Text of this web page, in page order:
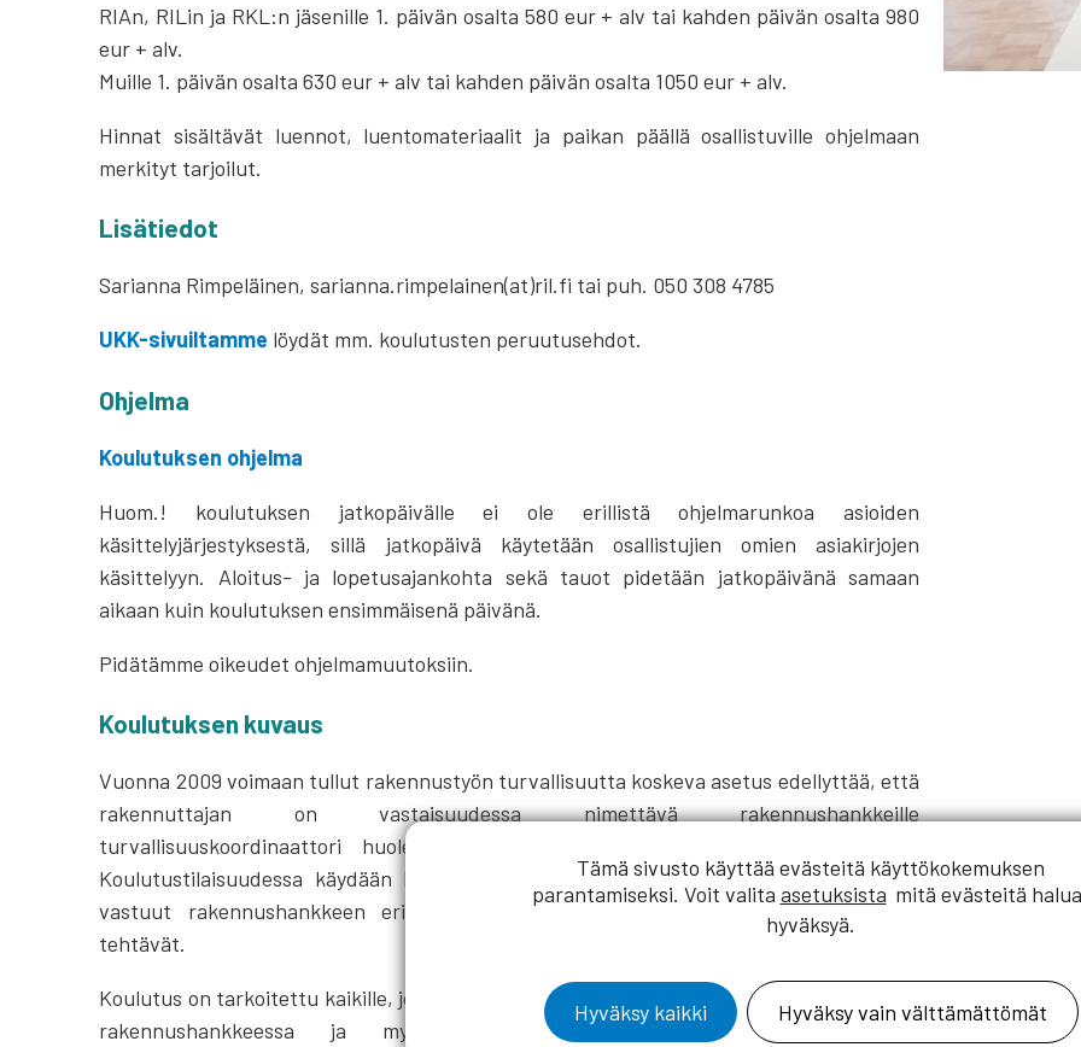
RIAn, RILin ja RKL:n jäsenille 1. päivän osalta 580 eur + alv tai kahden päivän osalta 980
eur + alv.
Muille 1. päivän osalta 630 eur + alv tai kahden päivän osalta 1050 eur + alv.
Hinnat sisältävät luennot, luentomateriaalit ja paikan päällä osallistuville ohjelmaan
merkityt tarjoilut.
Lisätiedot
Sarianna Rimpeläinen, sarianna.rimpelainen(at)ril.fi tai puh. 050 308 4785
UKK-sivuiltamme löydät mm. koulutusten peruutusehdot.
Ohjelma
Koulutuksen ohjelma
Huom.! koulutuksen jatkopäivälle ei ole erillistä ohjelmarunkoa asioiden
käsittelyjärjestyksestä, sillä jatkopäivä käytetään osallistujien omien asiakirjojen
käsittelyyn. Aloitus- ja lopetusajankohta sekä tauot pidetään jatkopäivänä samaan
aikaan kuin koulutuksen ensimmäisenä päivänä.
Pidätämme oikeudet ohjelmamuutoksiin.
Koulutuksen kuvaus
Vuonna 2009 voimaan tullut rakennustyön turvallisuutta koskeva asetus edellyttää, että
rakennuttajan on vastaisuudessa nimettävä rakennushankkeille
turvallisuuskoordinaattori huolehtimaan rakennuttajan työturvallisuusvelvoitteista.
Koulutustilaisuudessa käydään läpi uuden asetuksen myötä tulleet velvollisuudet ja
vastuut rakennushankkeen eri toimijoiden välillä sekä turvallisuuskoordinaattorin
tehtävät.
Koulutus on tarkoitettu kaikille, jotka vastaavat rakennuttajan työturvallisuustehtävistä
rakennushankkeessa ja myös kaikille muille, jotka toimivat muissa
Tämä sivusto käyttää evästeitä käyttökokemuksen
parantamiseksi. Voit valita asetuksista mitä evästeitä
hyväksyä.
Hyväksy kaikki Hyväksy vain välttämättömät